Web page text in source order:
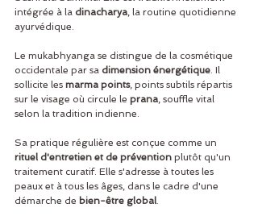
intégrée à la dinacharya, la routine quotidienne
ayurvédique.
Le mukabhyanga se distingue de la cosmétique
occidentale par sa dimension énergétique. Il
sollicite les marma points, points subtils répartis
sur le visage où circule le prana, souffle vital
selon la tradition indienne.
Sa pratique régulière est conçue comme un
rituel d'entretien et de prévention plutôt qu'un
traitement curatif. Elle s'adresse à toutes les
peaux et à tous les âges, dans le cadre d'une
démarche de bien-être global.